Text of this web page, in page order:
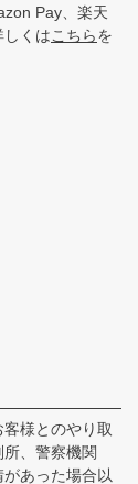
Pay、楽天
くはこちらを
様とのやり取
、警察機関
あった場合以